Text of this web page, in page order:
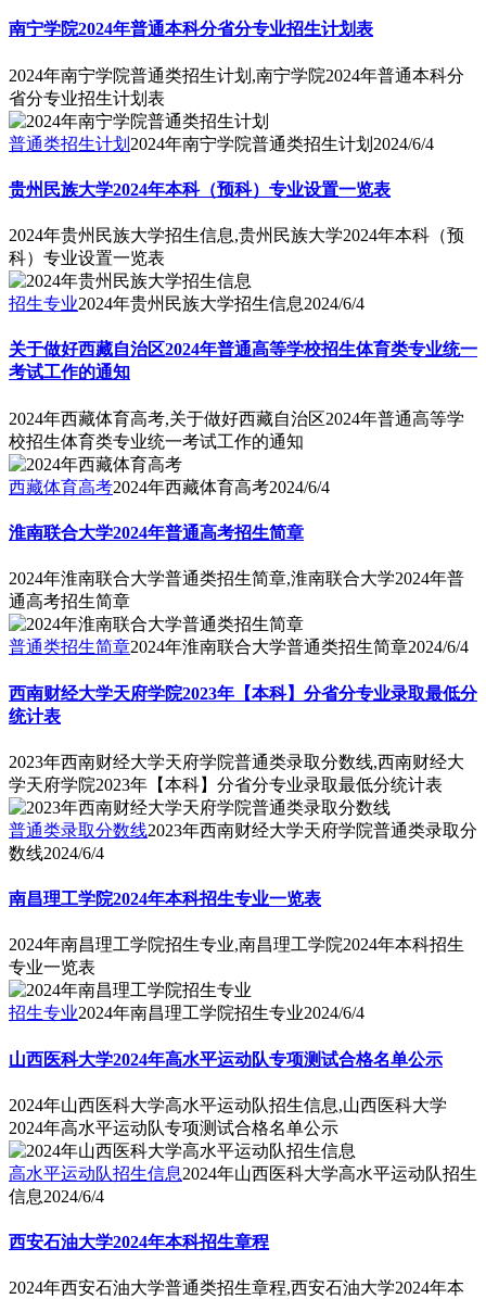
南宁学院2024年普通本科分省分专业招生计划表
2024年南宁学院普通类招生计划,南宁学院2024年普通本科分
省分专业招生计划表
普通类招生计划 2024年南宁学院普通类招生计划 2024/6/4
贵州民族大学2024年本科（预科）专业设置一览表
2024年贵州民族大学招生信息,贵州民族大学2024年本科（预
科）专业设置一览表
招生专业2024年贵州民族大学招生信息2024/6/4
关于做好西藏自治区2024年普通高等学校招生体育类专业统一
考试工作的通知
2024年西藏体育高考,关于做好西藏自治区2024年普通高等学
校招生体育类专业统一考试工作的通知
西藏体育高考2024年西藏体育高考2024/6/4
淮南联合大学2024年普通高考招生简章
2024年淮南联合大学普通类招生简章,淮南联合大学2024年普
通高考招生简章
普通类招生简章2024年淮南联合大学普通类招生简章2024/6/4
西南财经大学天府学院2023年【本科】分省分专业录取最低分
统计表
2023年西南财经大学天府学院普通类录取分数线,西南财经大
学天府学院2023年【本科】分省分专业录取最低分统计表
普通类录取分数线2023年西南财经大学天府学院普通类录取分
数线2024/6/4
南昌理工学院2024年本科招生专业一览表
2024年南昌理工学院招生专业,南昌理工学院2024年本科招生
专业一览表
招生专业2024年南昌理工学院招生专业2024/6/4
山西医科大学2024年高水平运动队专项测试合格名单公示
2024年山西医科大学高水平运动队招生信息,山西医科大学
2024年高水平运动队专项测试合格名单公示
高水平运动队招生信息2024年山西医科大学高水平运动队招生
信息2024/6/4
西安石油大学2024年本科招生章程
2024年西安石油大学普通类招生章程,西安石油大学2024年本